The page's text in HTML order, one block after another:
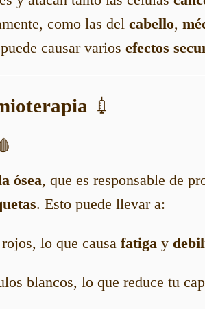
como las del cabello,
causar varios efectos
💉
ósea, que es responsable de
. Esto puede llevar a:
lo que causa fatiga y
blancos, lo que reduce tu